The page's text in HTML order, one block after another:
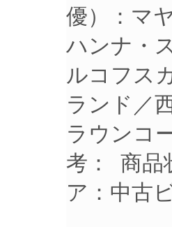
優）：マ
ハンナ・
ルコフス
ランド／
ラウンコ
考： 商品
ア：中古